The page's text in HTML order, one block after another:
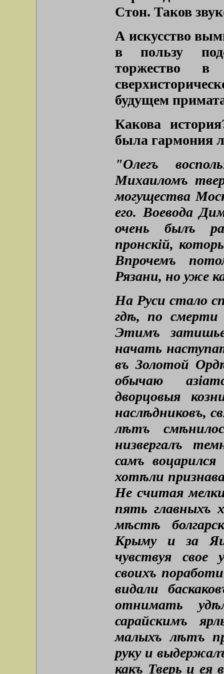
Стон. Таков
А искусство
в пользу
торжество
будущем
Какова
была гармония
"Олегъ
Михаиломъ
могущества
его. Воевода
очень былъ
пронскій,
Впрочемъ
Рязани, но уже
На Руси стало
гдѣ, по смерти
Этимъ
начать
въ Золотой
обычаю
дворцовыя
наслѣдниковъ,
лѣтъ
низвергалъ
самъ
хотѣли
Не считая
пять главныхъ
мѣстѣ
Крыму и за
чувствуя свое
своихъ
видали
отнимать
сарайскимъ
малыхъ лѣтъ
руку и
какъ Тверь и